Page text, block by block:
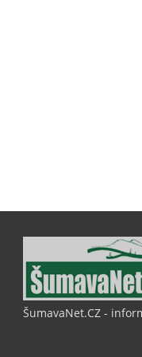
ŠumavaNet.CZ -